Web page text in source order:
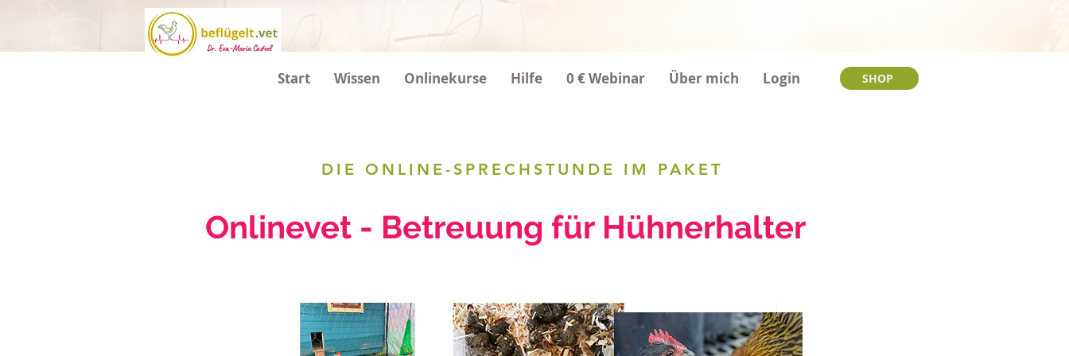
Start Wissen Onlinekurse Hilfe 0 € Webinar Über mich Login SHOP
Online Bestandsbetreuung für Hühnerhalter
DIE ONLINE-SPRECHSTUNDE IM PAKET
Onlinevet - Betreuung für Hühnerhalter